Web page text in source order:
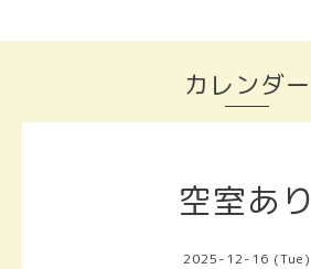
カレンダー
空室あり
2025-12-16 (Tue)